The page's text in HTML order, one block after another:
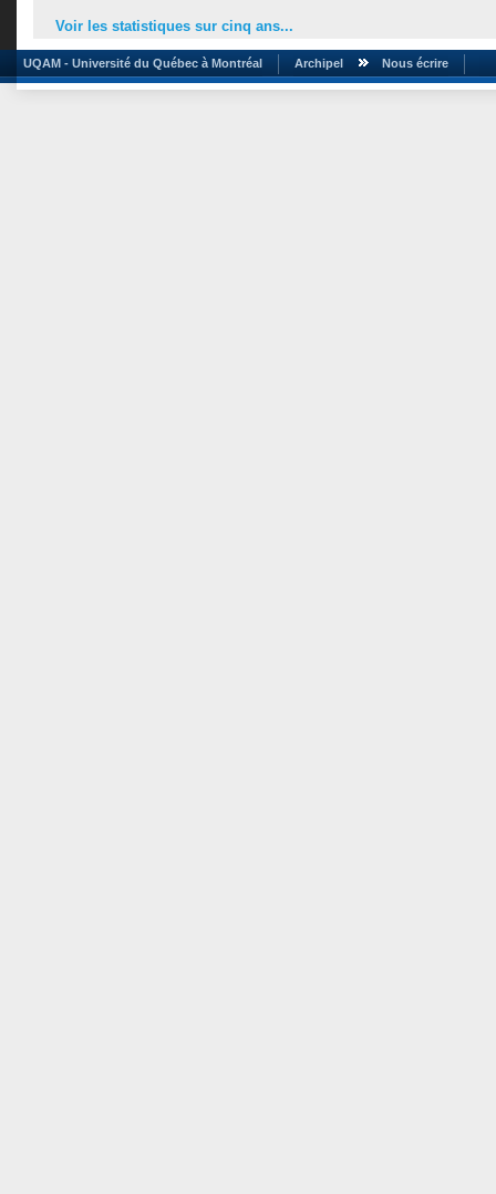
Voir les statistiques sur cinq ans...
UQAM - Université du Québec à Montréal Archipel Nous écrire